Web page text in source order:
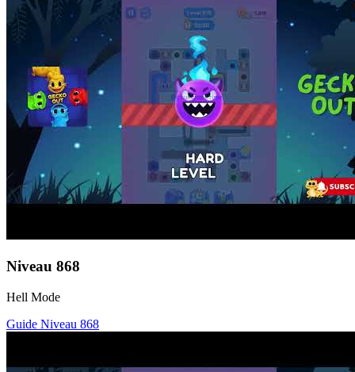
Niveau 868
Hell Mode
Guide Niveau 868